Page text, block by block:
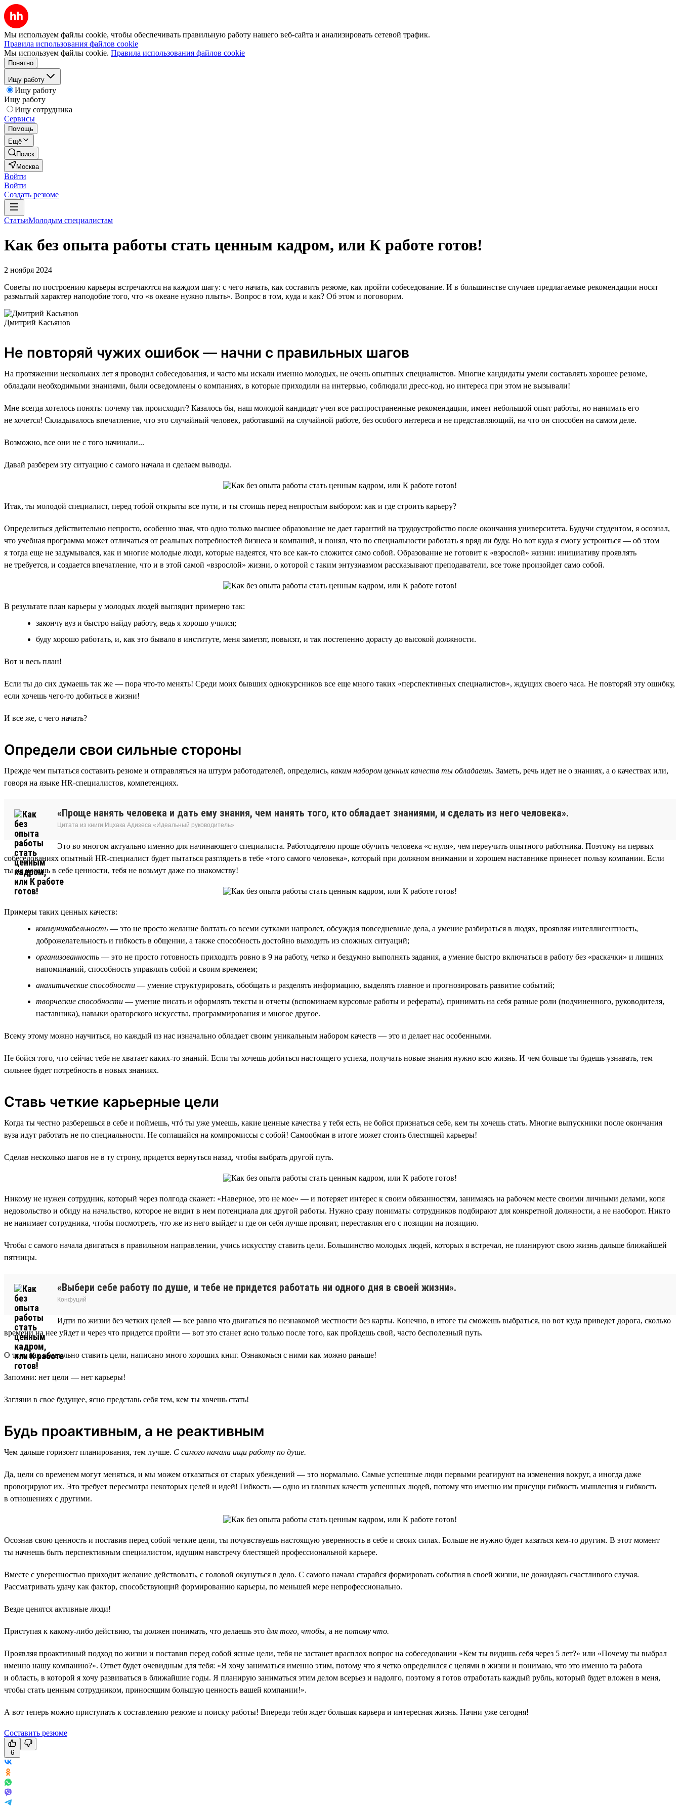
Мы используем файлы cookie, чтобы обеспечивать правильную работу нашего веб-сайта и анализировать сетевой трафик.
Правила использования файлов cookie
Мы используем файлы cookie. Правила использования файлов cookie
Понятно
Ищу работу
Ищу работу
Ищу работу
Ищу сотрудника
Сервисы
Помощь
Ещё
Поиск
Москва
Войти
Войти
Создать резюме
СтатьиМолодым специалистам
Как без опыта работы стать ценным кадром, или К работе готов!
2 ноября 2024
Советы по построению карьеры встречаются на каждом шагу: с чего начать, как составить резюме, как пройти собеседование. И в большинстве случаев предлагаемые рекомендации носят
размытый характер наподобие того, что «в океане нужно плыть». Вопрос в том, куда и как? Об этом и поговорим.
Дмитрий Касьянов
Не повторяй чужих ошибок — начни с правильных шагов
На протяжении нескольких лет я проводил собеседования, и часто мы искали именно молодых, не очень опытных специалистов. Многие кандидаты умели составлять хорошее резюме,
обладали необходимыми знаниями, были осведомлены о компаниях, в которые приходили на интервью, соблюдали дресс-код, но интереса при этом не вызывали!
Мне всегда хотелось понять: почему так происходит? Казалось бы, наш молодой кандидат учел все распространенные рекомендации, имеет небольшой опыт работы, но нанимать его
не хочется! Складывалось впечатление, что это случайный человек, работавший на случайной работе, без особого интереса и не представляющий, на что он способен на самом деле.
Возможно, все они не с того начинали...
Давай разберем эту ситуацию с самого начала и сделаем выводы.
Итак, ты молодой специалист, перед тобой открыты все пути, и ты стоишь перед непростым выбором: как и где строить карьеру?
Определиться действительно непросто, особенно зная, что одно только высшее образование не дает гарантий на трудоустройство после окончания университета. Будучи студентом, я осознал,
что учебная программа может отличаться от реальных потребностей бизнеса и компаний, и понял, что по специальности работать я вряд ли буду. Но вот куда я смогу устроиться — об этом
я тогда еще не задумывался, как и многие молодые люди, которые надеятся, что все как-то сложится само собой. Образование не готовит к «взрослой» жизни: инициативу проявлять
не требуется, и создается впечатление, что и в этой самой «взрослой» жизни, о которой с таким энтузиазмом рассказывают преподаватели, все тоже произойдет само собой.
В результате план карьеры у молодых людей выглядит примерно так:
закончу вуз и быстро найду работу, ведь я хорошо учился;
буду хорошо работать, и, как это бывало в институте, меня заметят, повысят, и так постепенно дорасту до высокой должности.
Вот и весь план!
Если ты до сих думаешь так же — пора что-то менять! Среди моих бывших однокурсников все еще много таких «перспективных специалистов», ждущих своего часа. Не повторяй эту ошибку,
если хочешь чего-то добиться в жизни!
И все же, с чего начать?
Определи свои сильные стороны
Прежде чем пытаться составить резюме и отправляться на штурм работодателей, определись, каким набором ценных качеств ты обладаешь. Заметь, речь идет не о знаниях, а о качествах или,
говоря на языке HR-специалистов, компетенциях.
«Проще нанять человека и дать ему знания, чем нанять того, кто обладает знаниями, и сделать из него человека».
Цитата из книги Ицхака Адизеса «Идеальный руководитель»
Это во многом актуально именно для начинающего специалиста. Работодателю проще обучить человека «с нуля», чем переучить опытного работника. Поэтому на первых
собеседованиях опытный HR-специалист будет пытаться разглядеть в тебе «того самого человека», который при должном внимании и хорошем наставнике принесет пользу компании. Если
ты не несешь в себе ценности, тебя не возьмут даже по знакомству!
Примеры таких ценных качеств:
коммуникабельность — это не просто желание болтать со всеми сутками напролет, обсуждая повседневные дела, а умение разбираться в людях, проявляя интеллигентность,
доброжелательность и гибкость в общении, а также способность достойно выходить из сложных ситуаций;
организованность — это не просто готовность приходить ровно в 9 на работу, четко и бездумно выполнять задания, а умение быстро включаться в работу без «раскачки» и лишних
напоминаний, способность управлять собой и своим временем;
аналитические способности — умение структурировать, обобщать и разделять информацию, выделять главное и прогнозировать развитие событий;
творческие способности — умение писать и оформлять тексты и отчеты (вспоминаем курсовые работы и рефераты), принимать на себя разные роли (подчиненного, руководителя,
наставника), навыки ораторского искусства, программирования и многое другое.
Всему этому можно научиться, но каждый из нас изначально обладает своим уникальным набором качеств — это и делает нас особенными.
Не бойся того, что сейчас тебе не хватает каких-то знаний. Если ты хочешь добиться настоящего успеха, получать новые знания нужно всю жизнь. И чем больше ты будешь узнавать, тем
сильнее будет потребность в новых знаниях.
Ставь четкие карьерные цели
Когда ты честно разберешься в себе и поймешь, чтó ты уже умеешь, какие ценные качества у тебя есть, не бойся признаться себе, кем ты хочешь стать. Многие выпускники после окончания
вуза идут работать не по специальности. Не соглашайся на компромиссы с собой! Самообман в итоге может стоить блестящей карьеры!
Сделав несколько шагов не в ту строну, придется вернуться назад, чтобы выбрать другой путь.
Никому не нужен сотрудник, который через полгода скажет: «Наверное, это не мое» — и потеряет интерес к своим обязанностям, занимаясь на рабочем месте своими личными делами, копя
недовольство и обиду на начальство, которое не видит в нем потенциала для другой работы. Нужно сразу понимать: сотрудников подбирают для конкретной должности, а не наоборот. Никто
не нанимает сотрудника, чтобы посмотреть, что же из него выйдет и где он себя лучше проявит, переставляя его с позиции на позицию.
Чтобы с самого начала двигаться в правильном направлении, учись искусству ставить цели. Большинство молодых людей, которых я встречал, не планируют свою жизнь дальше ближайшей
пятницы.
«Выбери себе работу по душе, и тебе не придется работать ни одного дня в своей жизни».
Конфуций
Идти по жизни без четких целей — все равно что двигаться по незнакомой местности без карты. Конечно, в итоге ты сможешь выбраться, но вот куда приведет дорога, сколько
времени на нее уйдет и через что придется пройти — вот это станет ясно только после того, как пройдешь свой, часто бесполезный путь.
О том, как правильно ставить цели, написано много хороших книг. Ознакомься с ними как можно раньше!
Запомни: нет цели — нет карьеры!
Загляни в свое будущее, ясно представь себя тем, кем ты хочешь стать!
Будь проактивным, а не реактивным
Чем дальше горизонт планирования, тем лучше. С самого начала ищи работу по душе.
Да, цели со временем могут меняться, и мы можем отказаться от старых убеждений — это нормально. Самые успешные люди первыми реагируют на изменения вокруг, а иногда даже
провоцируют их. Это требует пересмотра некоторых целей и идей! Гибкость — одно из главных качеств успешных людей, потому что именно им присущи гибкость мышления и гибкость
в отношениях с другими.
Осознав свою ценность и поставив перед собой четкие цели, ты почувствуешь настоящую уверенность в себе и своих силах. Больше не нужно будет казаться кем-то другим. В этот момент
ты начнешь быть перспективным специалистом, идущим навстречу блестящей профессиональной карьере.
Вместе с уверенностью приходит желание действовать, с головой окунуться в дело. С самого начала старайся формировать события в своей жизни, не дожидаясь счастливого случая.
Рассматривать удачу как фактор, способствующий формированию карьеры, по меньшей мере непрофессионально.
Везде ценятся активные люди!
Приступая к какому-либо действию, ты должен понимать, что делаешь это для того, чтобы, а не потому что.
Проявляя проактивный подход по жизни и поставив перед собой ясные цели, тебя не застанет врасплох вопрос на собеседовании «Кем ты видишь себя через 5 лет?» или «Почему ты выбрал
именно нашу компанию?». Ответ будет очевидным для тебя: «Я хочу заниматься именно этим, потому что я четко определился с целями в жизни и понимаю, что это именно та работа
и область, в которой я хочу развиваться в ближайшие годы. Я планирую заниматься этим делом всерьез и надолго, поэтому я готов отработать каждый рубль, который будет вложен в меня,
чтобы стать ценным сотрудником, приносящим большую ценность вашей компании!».
А вот теперь можно приступать к составлению резюме и поиску работы! Впереди тебя ждет большая карьера и интересная жизнь. Начни уже сегодня!
Составить резюме
6